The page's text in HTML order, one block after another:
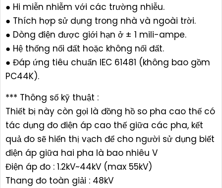
● Hi miễn nhiễm với các trường nhiễu.
● Thích hợp sử dụng trong nhà và ngoài trời.
● Dòng điện được giới hạn ở ± 1 mili-ampe.
● Hệ thống nối đất hoặc không nối đất.
● Đáp ứng tiêu chuẩn IEC 61481 (không bao gồm
PC44K).
*** Thông số kỹ thuật :
Thiết bị này còn gọi là đồng hồ so pha cao thế có
tác dụng đo điện áp cao thế giữa các pha, kết
quả đo sẽ hiển thị vạch để cho người sử dụng biết
điện áp giữa hai pha là bao nhiêu V
Điện áp đo : 1.2kV~44kV (max 55kV)
Thang đo toàn giải : 48kV